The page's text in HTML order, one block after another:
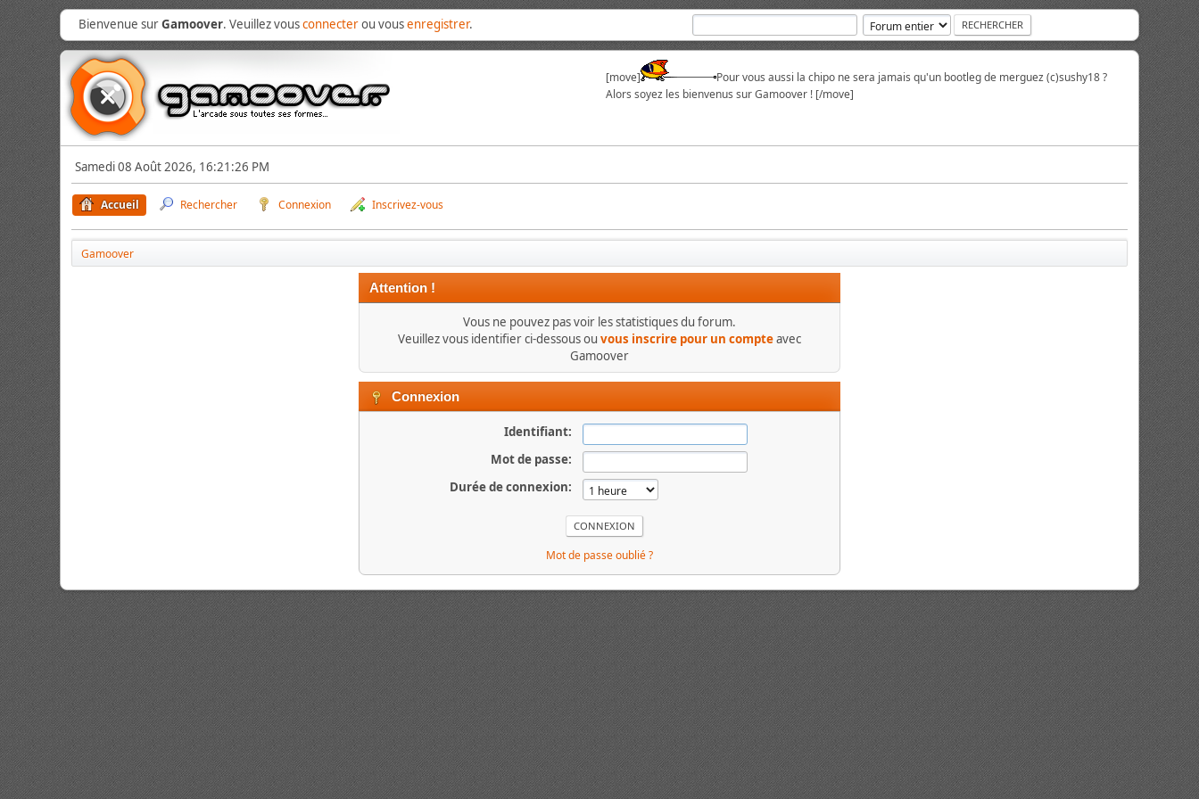
Bienvenue surGamoover. Veuillez vousconnecterou vousenregistrer.
[move]
Pour vous aussi la chipo ne sera jamais qu'un bootleg de merguez (c)sushy18 ?
Alors soyez les bienvenus sur Gamoover ! [/move]
Samedi 08 Août 2026, 16:21:26 PM
Accueil Rechercher Connexion Inscrivez-vous
Gamoover
Attention !
Vous ne pouvez pas voir les statistiques du forum.
Veuillez vous identifier ci-dessous ou vous inscrire pour un compteavec
Gamoover
Connexion
Identifiant:
Mot de passe:
Durée de connexion:
Mot de passe oublié ?